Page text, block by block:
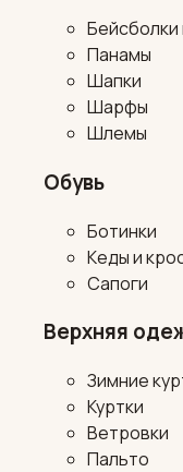
Бейсболки
Панамы
Шапки
Шарфы
Шлемы
Обувь
Ботинки
Кеды и
Сапоги
Верхняя
Зимние
Куртки
Ветровки
Пальто